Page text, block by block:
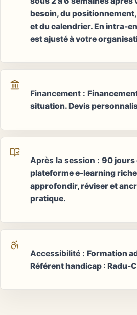
besoin, du
et du calendrier. En intra-
est ajusté à votre
Financement :
situation. Devis
Après la session : 90 jours
plateforme e-learning
approfondir, réviser et
pratique.
Accessibilité : Formation
Référent handicap : Radu-